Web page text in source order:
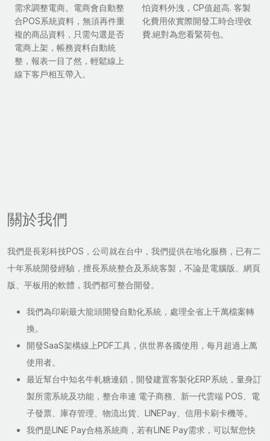
需求調整電商。電商會自動整
合POS系統資料，無須再件重
複的商品資料，只需勾選是否
電商上架，帳務資料自動統
整，報表一目了然，輕鬆線上
線下客戶相互帶入。
怕資料外洩，CP值超高. 客製
化費用依實際開發工時合理收
費.絕對為您看緊荷包。
關於我們
我們是長彩科技POS，公司就在台中，我們提供在地化服務，已有二
十年系統開發經驗，擅長系統整合及系統客製，不論是電腦版、網頁
版、平板用的軟體，我們都可整合開發。
我們為印刷最大龍頭開發自動化系統，處理全省上千萬檔案轉
換。
開發SaaS架構線上PDF工具，供世界各國使用，每月超過上萬
使用者。
最近幫台中知名牛軋糖連鎖，開發建置客製化ERP系統，量身訂
製所需系統及功能，整合串連 電子商務、新一代雲端 POS、電
子發票、庫存管理、物流出貨、LINEPay、信用卡刷卡機等。
我們是LINE Pay合格系統商，若有LINE Pay需求，可以幫您快